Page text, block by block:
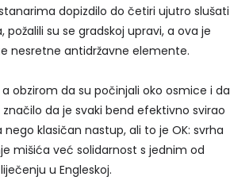
dopizdilo do četiri ujutro slušati
su se gradskoj upravi, a ova je
nesretne antidržavne elemente.
obzirom da su počinjali oko osmice i da
da je svaki bend efektivno svirao
klasičan nastup, ali to je OK: svrha
mišića već solidarnost s jednim od
u Engleskoj.